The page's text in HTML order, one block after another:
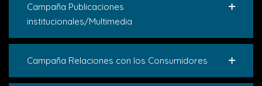
Campaña Publicaciones
institucionales/Multimedia
Campaña Relaciones con los Consumidores